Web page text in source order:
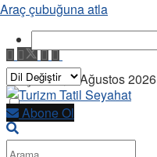
Perşembe, 6 Ağustos 2026
Abone Ol
Araç çubuğuna atla